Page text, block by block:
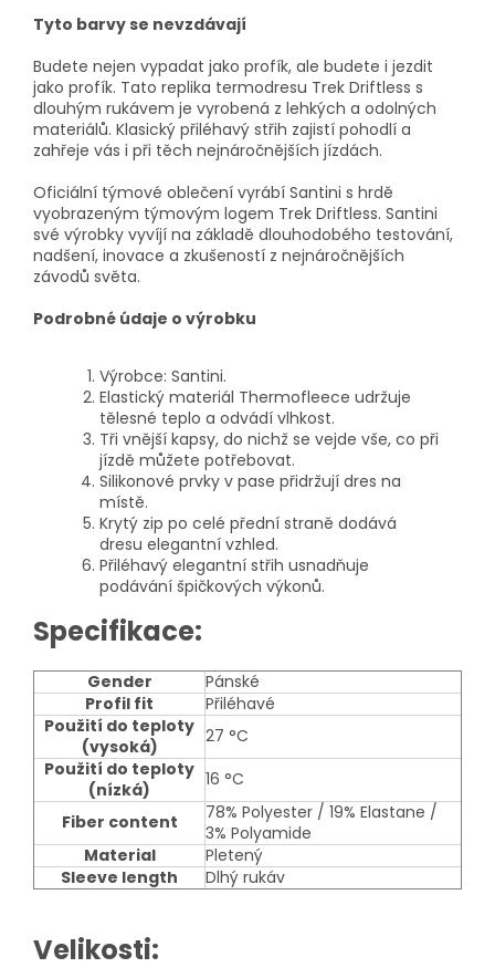
Tyto barvy se nevzdávají
Budete nejen vypadat jako profík, ale budete i jezdit
jako profík. Tato replika termodresu Trek Driftless s
dlouhým rukávem je vyrobená z lehkých a odolných
materiálů. Klasický přiléhavý střih zajistí pohodlí a
zahřeje vás i při těch nejnáročnějších jízdách.
Oficiální týmové oblečení vyrábí Santini s hrdě
vyobrazeným týmovým logem Trek Driftless. Santini
své výrobky vyvíjí na základě dlouhodobého testování,
nadšení, inovace a zkušeností z nejnáročnějších
závodů světa.
Podrobné údaje o výrobku
Výrobce: Santini.
Elastický materiál Thermofleece udržuje
tělesné teplo a odvádí vlhkost.
Tři vnější kapsy, do nichž se vejde vše, co při
jízdě můžete potřebovat.
Silikonové prvky v pase přidržují dres na
místě.
Krytý zip po celé přední straně dodává
dresu elegantní vzhled.
Přiléhavý elegantní střih usnadňuje
podávání špičkových výkonů.
Specifikace:
Gender
Pánské
Profil fit
Přiléhavé
Použití do teploty
(vysoká)
27 °C
Použití do teploty
(nízká)
16 °C
Fiber content
78% Polyester / 19% Elastane /
3% Polyamide
Material
Pletený
Sleeve length
Dlhý rukáv
Velikosti: